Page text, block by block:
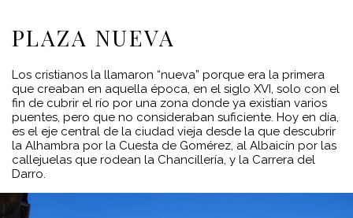
PLAZA NUEVA
Los cristianos la llamaron “nueva” porque era la primera
que creaban en aquella época, en el siglo XVI, solo con el
fin de cubrir el río por una zona donde ya existían varios
puentes, pero que no consideraban suficiente. Hoy en día,
es el eje central de la ciudad vieja desde la que descubrir
la Alhambra por la Cuesta de Gomérez, al Albaicín por las
callejuelas que rodean la Chancillería, y la Carrera del
Darro.